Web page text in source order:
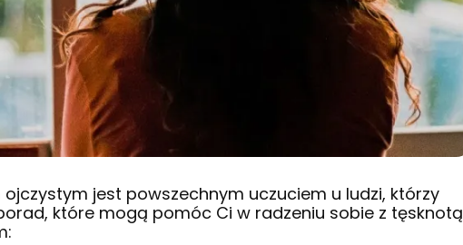
jest powszechnym uczuciem u ludzi, którzy
które mogą pomóc Ci w radzeniu sobie z tęsknotą